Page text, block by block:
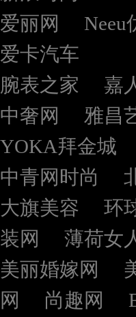
爱丽网
Neeu
爱卡汽车
腕表之家
嘉
中奢网
雅昌
YOKA拜金城
中青网时尚
大旗美容
环
装网
薄荷女
美丽婚嫁网
网
尚趣网